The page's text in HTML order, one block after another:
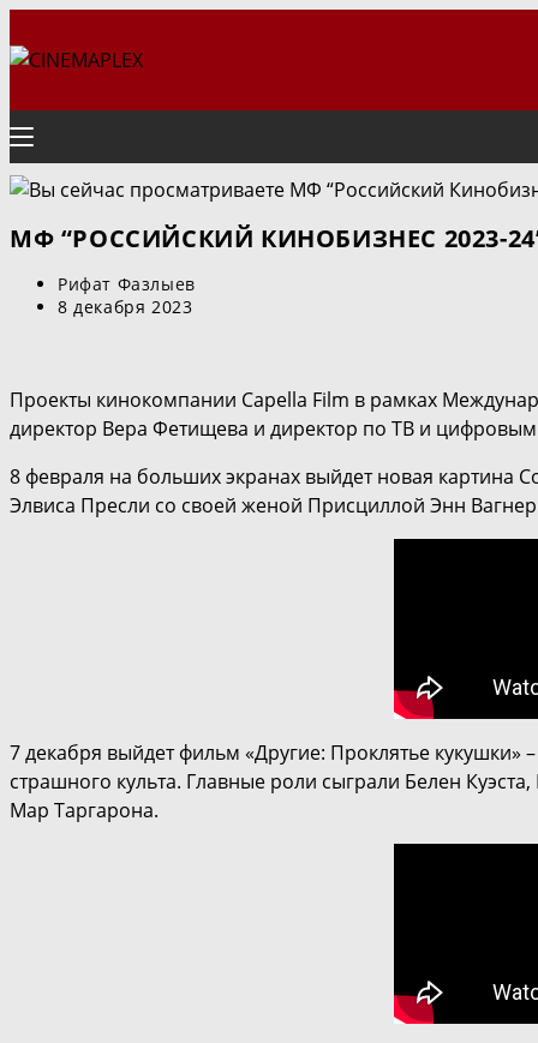
к
МФ “РОССИЙСКИЙ КИНОБИЗНЕС 2023-
Автор
записи:
Рифат Фазлыев
Запись
8 декабря 2023
Проекты кинокомпании Capella Film в рамках
директор Вера Фетищева и директор по ТВ и
8 февраля на больших экранах выйдет новая картина
Элвиса Пресли со своей женой Присциллой Энн
7 декабря выйдет фильм «Другие: Проклятье
страшного культа. Главные роли сыграли Белен
Мар Таргарона.